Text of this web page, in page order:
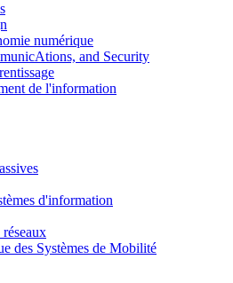
numérique
and Security
de l'information
d'information
des Systèmes de Mobilité